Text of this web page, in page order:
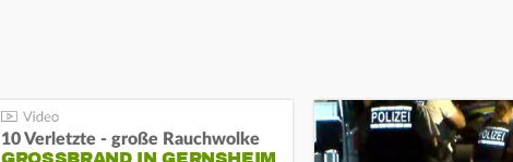
10 Verletzte - große Rauchwolke